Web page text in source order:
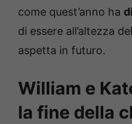
come quest’anno ha
di essere all’altezza
aspetta in futuro.
William e
la fine della